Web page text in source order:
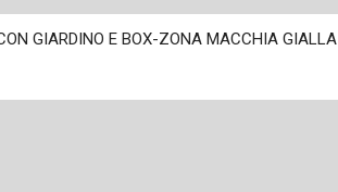
GIARDINO E BOX-ZONA MACCHIA GIALLA